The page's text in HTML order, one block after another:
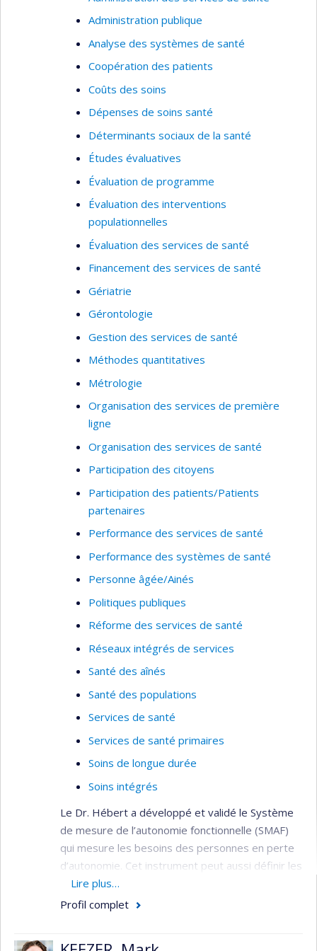
caractéristiques des quartiers peuvent influencer
les habitudes de vie, quels aspects des
voisinages peuvent devenir des cibles
d’interventions de santé publique et comment
ces interventions de santé publique peuvent
changer les voisinages pour le mieux.
Administration publique
Analyse des systèmes de santé
Coopération des patients
Coûts des soins
Dépenses de soins santé
Déterminants sociaux de la santé
Études évaluatives
Évaluation de programme
Évaluation des interventions
populationnelles
Évaluation des services de santé
Financement des services de santé
Gériatrie
Gérontologie
Gestion des services de santé
Méthodes quantitatives
Métrologie
Organisation des services de première
ligne
Organisation des services de santé
Participation des citoyens
Participation des patients/Patients
partenaires
Performance des services de santé
Performance des systèmes de santé
Personne âgée/Ainés
Politiques publiques
Réforme des services de santé
Réseaux intégrés de services
Santé des aînés
Santé des populations
Services de santé
Services de santé primaires
Soins de longue durée
Soins intégrés
Le Dr. Hébert a développé et validé le Système
de mesure de l’autonomie fonctionnelle (SMAF)
qui mesure les besoins des personnes en perte
d’autonomie. Cet instrument peut aussi définir les
ressources requises pour ces personnes dans le
cadre de la gestion du système sociosanitaire.
Lire plus…
Profil complet